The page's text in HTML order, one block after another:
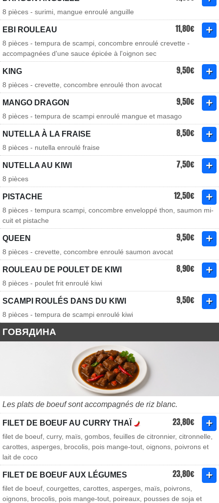
8 pièces - surimi, mangue enroulé anguille
EBI ROULEAU 11,80€
8 pièces - tempura de scampi, concombre enroulé crevette -
accompagnées d'une sauce épicée à l'oignon sec
KING 9,50€
8 pièces - crevette, concombre enroulé thon avocat
MANGO DRAGON 9,50€
8 pièces - tempura de scampi enroulé mangue et masago
NUTELLA À LA FRAISE 8,50€
8 pièces - nutella enroulé fraise
NUTELLA AU KIWI 7,50€
8 pièces
PISTACHE 12,50€
8 pièces - tempura scampi, concombre enveloppé thon, saumon mi-
cuit et pistache
QUEEN 9,50€
8 pièces - crevette, concombre enroulé saumon avocat
ROULEAU DE POULET DE KIWI 8,90€
8 pièces - poulet frit enroulé kiwi
SCAMPI ROULÉS DANS DU KIWI 9,50€
8 pièces - tempura de scampi enroulé kiwi
ГОВЯДИНА
Les plats de boeuf sont accompagnés de riz blanc.
FILET DE BOEUF AU CURRY THAÏ 23,80€
filet de boeuf, curry, maïs, gombos, feuilles de citronnier, citronnelle,
carottes, asperges, brocolis, pois mange-tout, oignons, poivrons et
lait de coco
FILET DE BOEUF AUX LÉGUMES 23,80€
filet de boeuf, courgettes, carottes, asperges, maïs, poivrons,
oignons, brocolis, pois mange-tout, poireaux, pousses de soja et